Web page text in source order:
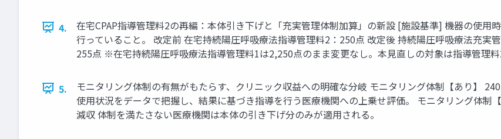
4.
在宅CPAP指導管理料2の再編：本体引き下げと「充実管理体制加算」の新設 [施設基準] 機器の使用
行っていること。 改定前 在宅持続陽圧呼吸療法指導管理料2：250点 改定後 持続陽圧呼吸療法充実
255点 ※在宅持続陽圧呼吸療法指導管理料1は2,250点のまま変更なし。本見直しの対象は指導管理料
5.
モニタリング体制の有無がもたらす、クリニック収益への明確な分岐 モニタリング体制【あり】
使用状況をデータで把握し、結果に基づき指導を行う医療機関への上乗せ評価。 モニタリング体制
減収 体制を満たさない医療機関は本体の引き下げ分のみが適用される。